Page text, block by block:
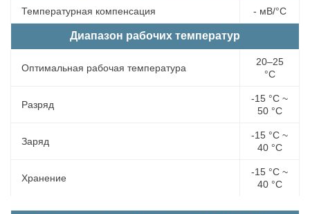
Температурная компенсация - мВ/°С
Диапазон рабочих температур
Оптимальная рабочая температура
20–25
°С
Разряд
-15 °С ~
50 °С
Заряд
-15 °С ~
40 °С
Хранение
-15 °С ~
40 °С